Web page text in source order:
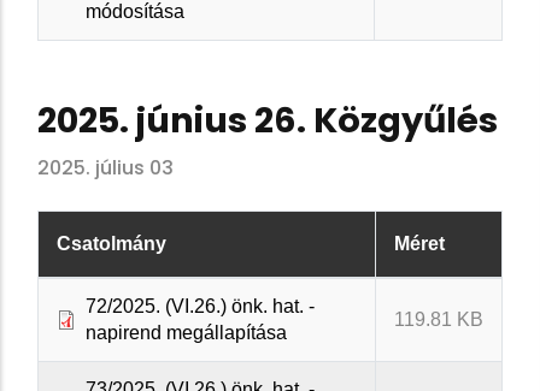
módosítása
2025. június 26. Közgyűlés
2025. július 03
Csatolmány Méret
72/2025. (VI.26.) önk. hat. -
napirend megállapítása
119.81 KB